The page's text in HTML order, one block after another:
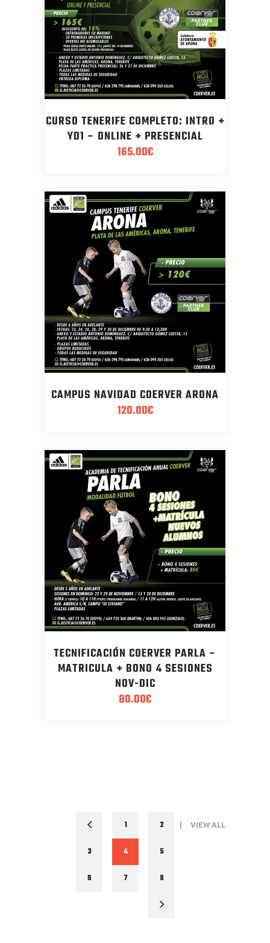
CURSO TENERIFE COMPLETO: INTRO +
YD1 – ONLINE + PRESENCIAL
165.00€
CAMPUS NAVIDAD COERVER ARONA
120.00€
TECNIFICACIÓN COERVER PARLA –
MATRICULA + BONO 4 SESIONES
NOV-DIC
80.00€
1 2
3 4 5
6 7 8
VIEW ALL